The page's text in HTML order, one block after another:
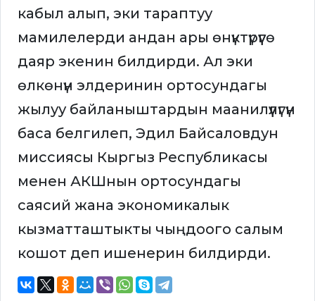
кабыл алып, эки тараптуу
мамилелерди андан ары өнүктүрүүгө
даяр экенин билдирди. Ал эки
өлкөнүн элдеринин ортосундагы
жылуу байланыштардын маанилүүлүгүн
баса белгилеп, Эдил Байсаловдун
миссиясы Кыргыз Республикасы
менен АКШнын ортосундагы
саясий жана экономикалык
кызматташтыкты чыңдоого салым
кошот деп ишенерин билдирди.